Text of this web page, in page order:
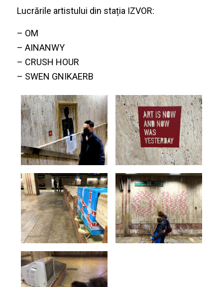
Lucrările artistului din stația IZVOR:
– OM
– AINANWY
– CRUSH HOUR
– SWEN GNIKAERB